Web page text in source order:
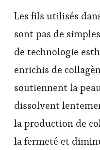
Les fils utilisés
sont pas de
de technologie
enrichis de
soutiennent la
dissolvent
la production de
la fermeté et